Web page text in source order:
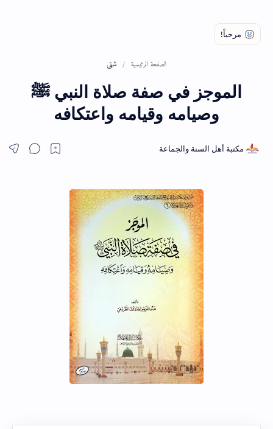
الصفحة الرئيسية شتى
الموجز في صفة صلاة النبي ﷺ
وصيامه وقيامه واعتكافه